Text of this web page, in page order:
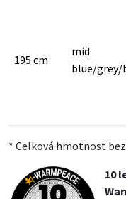
195 cm
mid
blue/grey/
* Celková hmotnost
10